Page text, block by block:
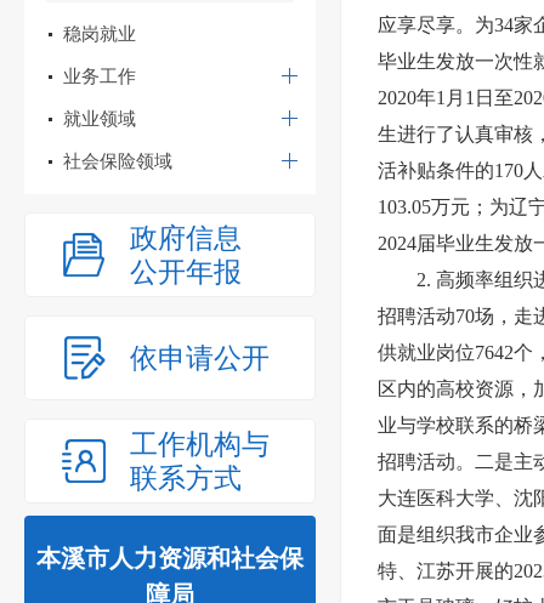
稳岗就业
业务工作
就业领域
社会保险领域
政府信息
公开年报
依申请公开
工作机构与
联系方式
本溪市人力资源和社会保
障局
应享尽享。为34家
毕业生发放一次性
2020年1月1日至
生进行了认真审核
活补贴条件的170
103.05万元；为辽
2024届毕业生发放
2. 高频率组织
招聘活动70场，走
供就业岗位7642个
区内的高校资源，
业与学校联系的桥
招聘活动。二是主
大连医科大学、沈
面是组织我市企业
特、江苏开展的